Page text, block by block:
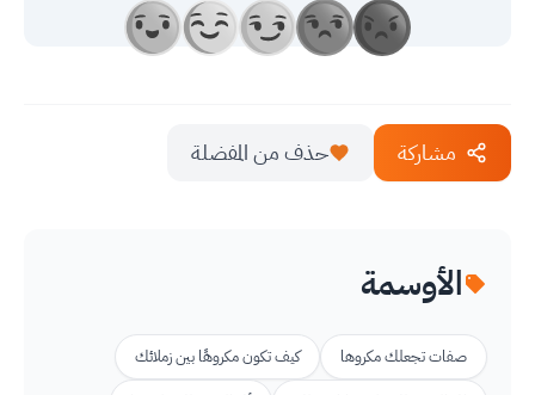
مشاركة حذف من المفضلة
الأوسمة
صفات تجعلك مكروها
كيف تكون مكروهًا بين زملائك